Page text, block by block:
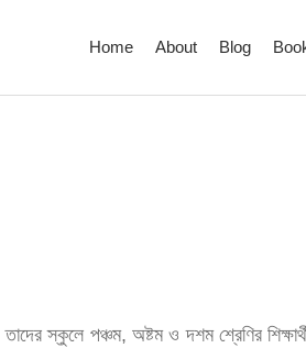
Home About Blog
তাদের স্কুলে পঞ্চম, অষ্টম ও দশম শ্রেণির